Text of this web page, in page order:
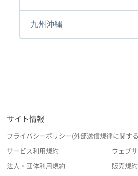
九州沖縄
サイト情報
プライバシーポリシー(外部送信規律に関す
サービス利用規約 ウェブ
法人・団体利用規約 販売規約